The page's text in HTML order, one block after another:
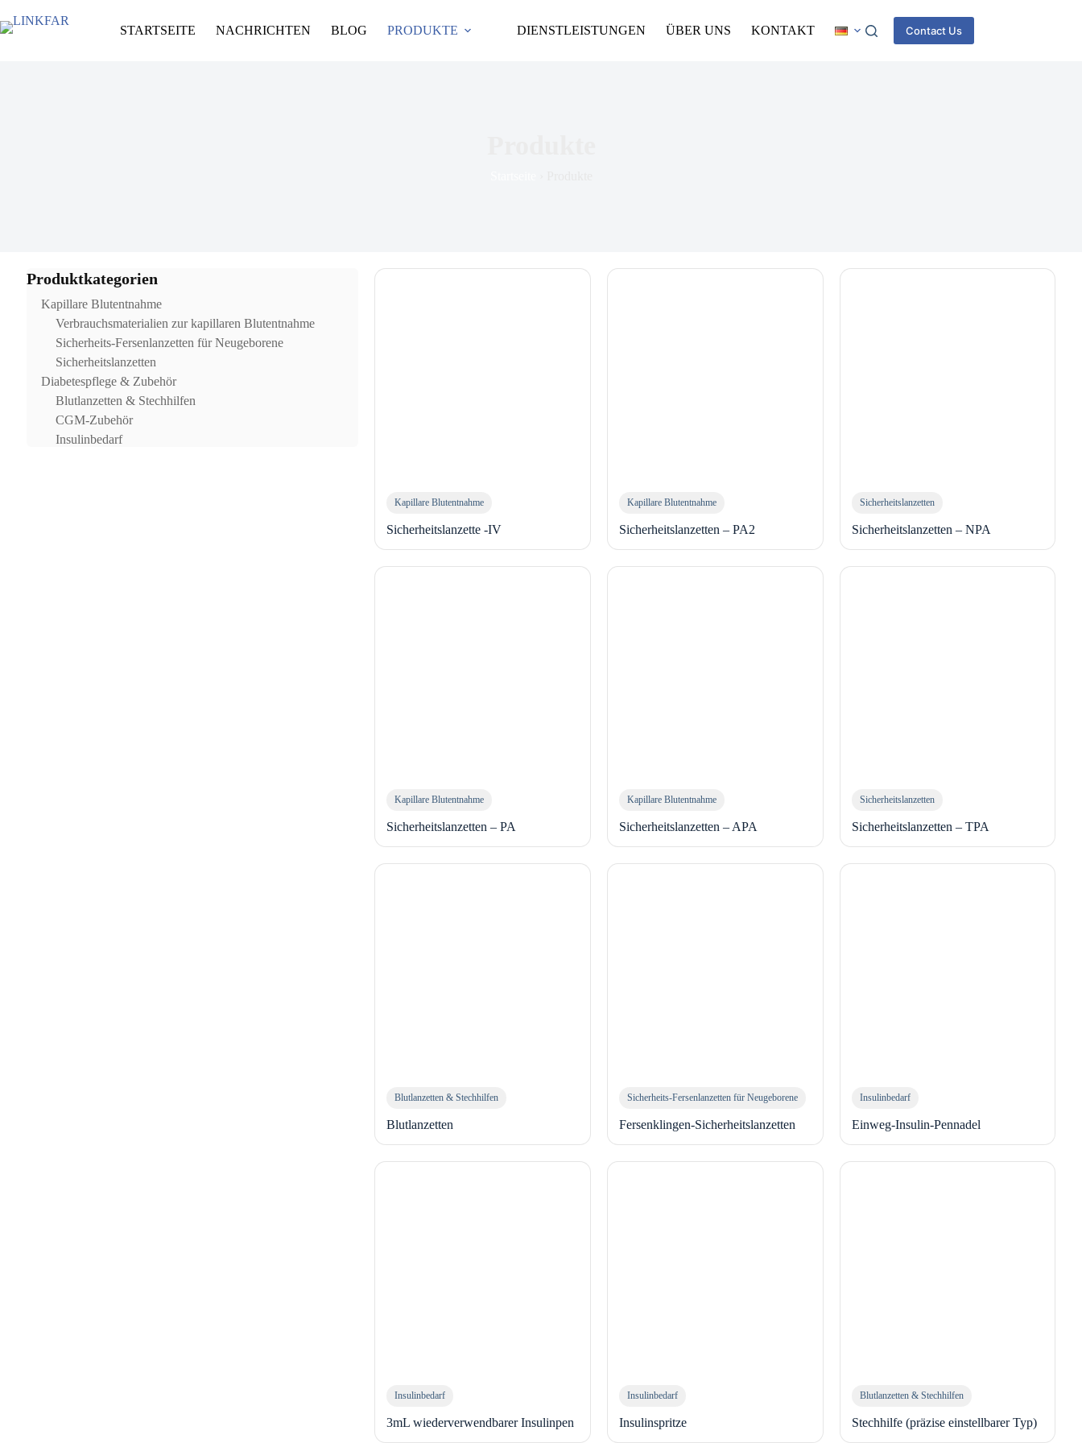
STARTSEITE NACHRICHTEN BLOG PRODUKTE DIENSTLEISTUNGEN ÜBER UNS KONTAKT Contact Us
Produktkategorien
Kapillare Blutentnahme
Verbrauchsmaterialien zur kapillaren Blutentnahme
Sicherheits-Fersenlanzetten für Neugeborene
Sicherheitslanzetten
Diabetespflege & Zubehör
Blutlanzetten & Stechhilfen
CGM-Zubehör
Insulinbedarf
Kapillare Blutentnahme
Sicherheitslanzette -IV
Kapillare Blutentnahme
Sicherheitslanzetten – PA2
Sicherheitslanzetten
Sicherheitslanzetten – NPA
Kapillare Blutentnahme
Sicherheitslanzetten – PA
Kapillare Blutentnahme
Sicherheitslanzetten – APA
Sicherheitslanzetten
Sicherheitslanzetten – TPA
Blutlanzetten & Stechhilfen
Blutlanzetten
Sicherheits-Fersenlanzetten für Neugeborene
Fersenklingen-Sicherheitslanzetten
Insulinbedarf
Einweg-Insulin-Pennadel
Insulinbedarf
3mL wiederverwendbarer Insulinpen
Insulinbedarf
Insulinspritze
Blutlanzetten & Stechhilfen
Stechhilfe (präzise einstellbarer Typ)